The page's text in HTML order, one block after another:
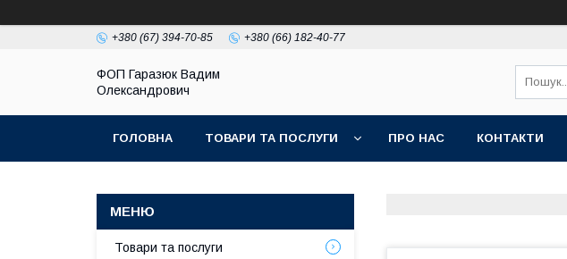
+380 (67) 394-70-85 +380 (66) 182-40-77
ФОП Гаразюк Вадим
Олександрович
ГОЛОВНА ТОВАРИ ТА ПОСЛУГИ ПРО НАС КОНТАКТИ
Товари та послуги